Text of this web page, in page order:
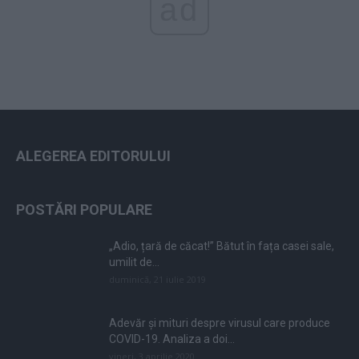
ALEGEREA EDITORULUI
POSTĂRI POPULARE
„Adio, țară de căcat!” Bătut în fața casei sale,
umilit de...
Adevăr și mituri despre virusul care produce
COVID-19. Analiza a doi...